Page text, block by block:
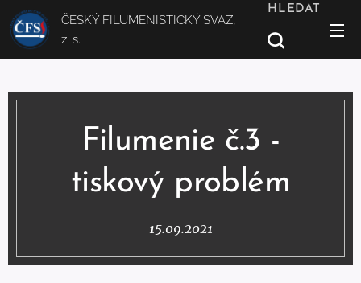
ČESKÝ FILUMENISTICKÝ SVAZ,
z. s.
HLEDAT
Filumenie č.3 -
tiskový problém
15.09.2021